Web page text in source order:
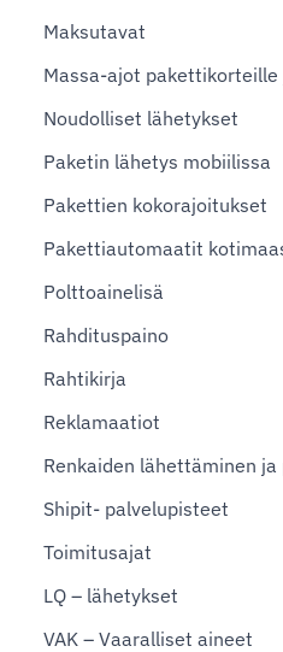
Maksutavat
Massa-ajot
Noudolliset lähetykset
Paketin lähetys mobiilissa
Pakettien kokorajoitukset
Pakettiautomaatit
Polttoainelisä
Rahdituspaino
Rahtikirja
Reklamaatiot
Renkaiden lähettäminen ja
Shipit- palvelupisteet
Toimitusajat
LQ – lähetykset
VAK – Vaaralliset aineet